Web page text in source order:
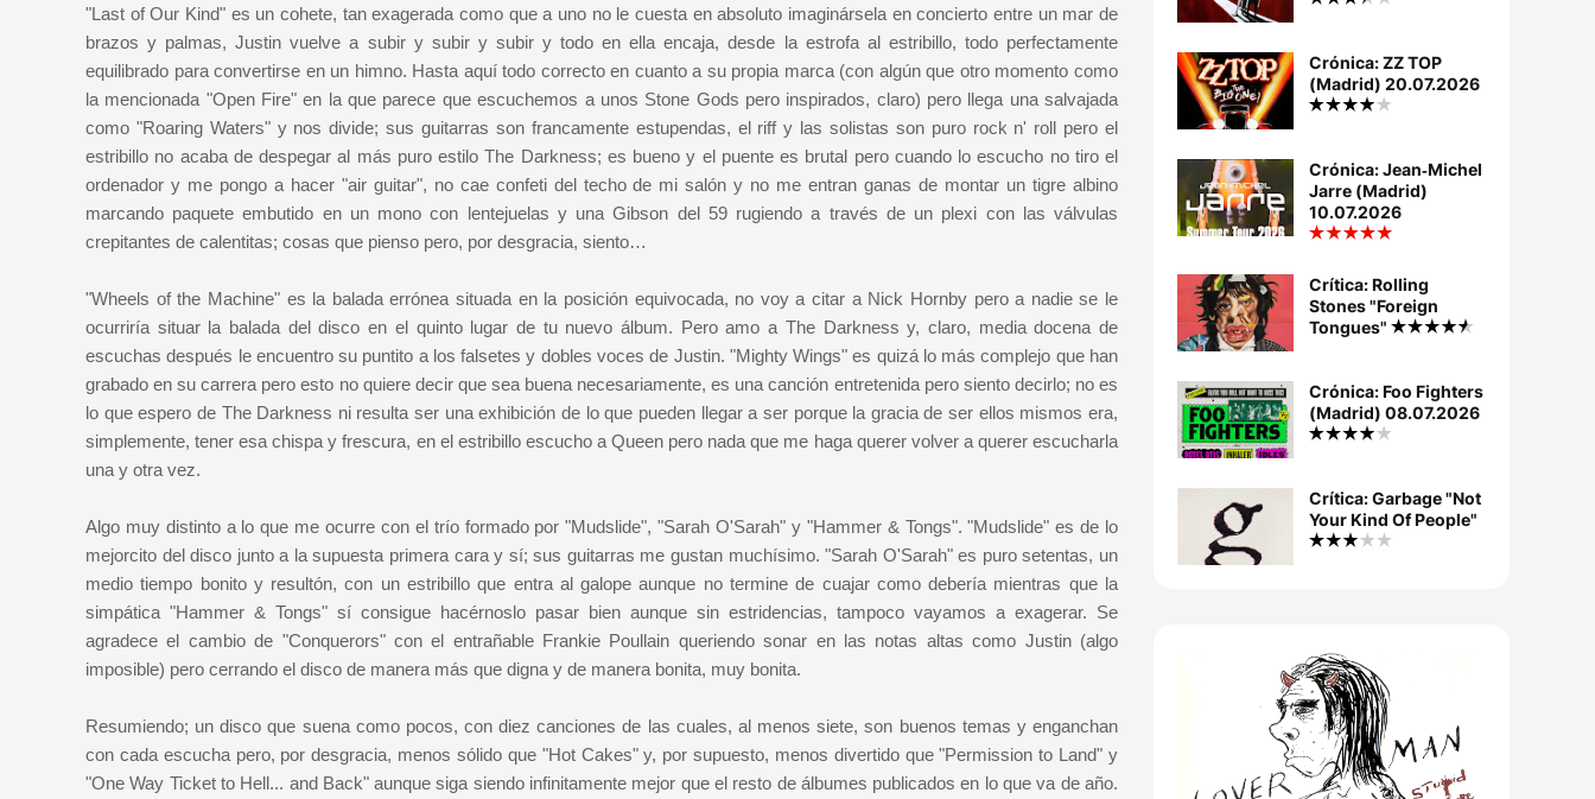
"Last of Our Kind" es un cohete, tan exagerada como que a uno no le cuesta en absoluto imaginársela en concierto entre un mar de
brazos y palmas, Justin vuelve a subir y subir y subir y todo en ella encaja, desde la estrofa al estribillo, todo perfectamente
equilibrado para convertirse en un himno. Hasta aquí todo correcto en cuanto a su propia marca (con algún que otro momento como
la mencionada "Open Fire" en la que parece que escuchemos a unos Stone Gods pero inspirados, claro) pero llega una salvajada
como "Roaring Waters" y nos divide; sus guitarras son francamente estupendas, el riff y las solistas son puro rock n' roll pero el
estribillo no acaba de despegar al más puro estilo The Darkness; es bueno y el puente es brutal pero cuando lo escucho no tiro el
ordenador y me pongo a hacer "air guitar", no cae confeti del techo de mi salón y no me entran ganas de montar un tigre albino
marcando paquete embutido en un mono con lentejuelas y una Gibson del 59 rugiendo a través de un plexi con las válvulas
crepitantes de calentitas; cosas que pienso pero, por desgracia, siento…
"Wheels of the Machine" es la balada errónea situada en la posición equivocada, no voy a citar a Nick Hornby pero a nadie se le
ocurriría situar la balada del disco en el quinto lugar de tu nuevo álbum. Pero amo a The Darkness y, claro, media docena de
escuchas después le encuentro su puntito a los falsetes y dobles voces de Justin. "Mighty Wings" es quizá lo más complejo que han
grabado en su carrera pero esto no quiere decir que sea buena necesariamente, es una canción entretenida pero siento decirlo; no es
lo que espero de The Darkness ni resulta ser una exhibición de lo que pueden llegar a ser porque la gracia de ser ellos mismos era,
simplemente, tener esa chispa y frescura, en el estribillo escucho a Queen pero nada que me haga querer volver a querer escucharla
una y otra vez.
Algo muy distinto a lo que me ocurre con el trío formado por "Mudslide", "Sarah O'Sarah" y "Hammer & Tongs". "Mudslide" es de lo
mejorcito del disco junto a la supuesta primera cara y sí; sus guitarras me gustan muchísimo. "Sarah O'Sarah" es puro setentas, un
medio tiempo bonito y resultón, con un estribillo que entra al galope aunque no termine de cuajar como debería mientras que la
simpática "Hammer & Tongs" sí consigue hacérnoslo pasar bien aunque sin estridencias, tampoco vayamos a exagerar. Se
agradece el cambio de "Conquerors" con el entrañable Frankie Poullain queriendo sonar en las notas altas como Justin (algo
imposible) pero cerrando el disco de manera más que digna y de manera bonita, muy bonita.
Resumiendo; un disco que suena como pocos, con diez canciones de las cuales, al menos siete, son buenos temas y enganchan
con cada escucha pero, por desgracia, menos sólido que "Hot Cakes" y, por supuesto, menos divertido que "Permission to Land" y
"One Way Ticket to Hell... and Back" aunque siga siendo infinitamente mejor que el resto de álbumes publicados en lo que va de año.
Crónica: ZZ TOP
(Madrid) 20.07.2026
Crónica: Jean‐Michel
Jarre (Madrid)
10.07.2026
Crítica: Rolling
Stones "Foreign
Tongues"
Crónica: Foo Fighters
(Madrid) 08.07.2026
Crítica: Garbage "Not
Your Kind Of People"